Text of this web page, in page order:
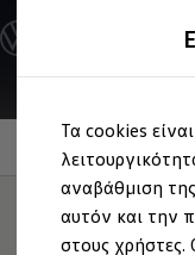
Τα cookies
αναβάθμιση
αυτόν και την
στους χρήστες.
στο
περιεχόμενο
στο
footer
Ανακαλύψτε τα
Ηλεκτρικά &
Ηλεκτρικά
ID.3
Νέο
ID.4
ID.4
Πείτε